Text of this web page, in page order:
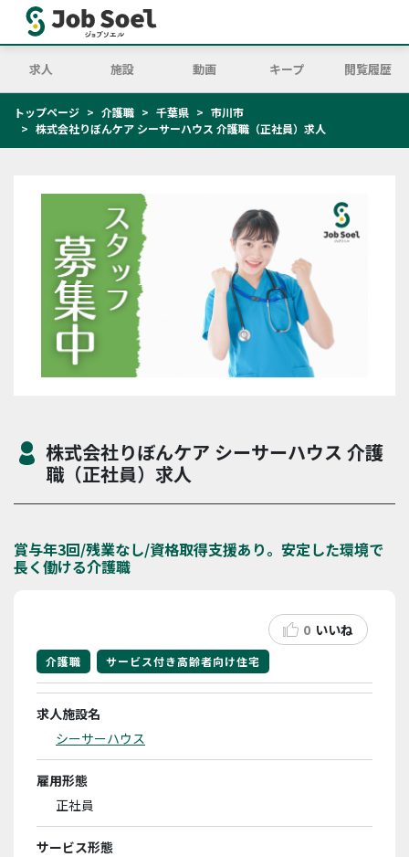
求人 施設 動画 キープ 閲覧履歴
トップページ 介護職 千葉県
市川市
株式会社りぼんケア シーサーハウス 介護職（正社員）求人
株式会社りぼんケア シーサーハウス 介護
職（正社員）求人
賞与年3回/残業なし/資格取得支援あり。安定した環境で
長く働ける介護職
0 いいね
介護職 サービス付き高齢者向け住宅
求人施設名
シーサーハウス
雇用形態
正社員
サービス形態